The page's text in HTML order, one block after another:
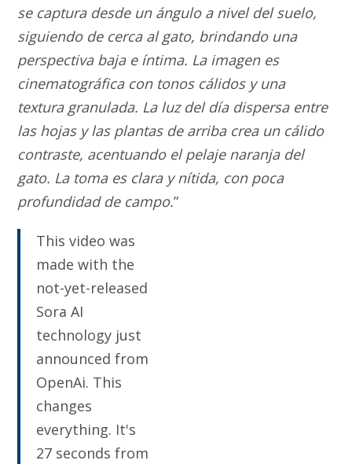
se captura desde un ángulo a nivel del suelo,
siguiendo de cerca al gato, brindando una
perspectiva baja e íntima. La imagen es
cinematográfica con tonos cálidos y una
textura granulada. La luz del día dispersa entre
las hojas y las plantas de arriba crea un cálido
contraste, acentuando el pelaje naranja del
gato. La toma es clara y nítida, con poca
profundidad de campo.”
This video was
made with the
not-yet-released
Sora AI
technology just
announced from
OpenAi. This
changes
everything. It's
27 seconds from